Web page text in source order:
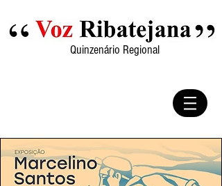
Quinzenário Regional